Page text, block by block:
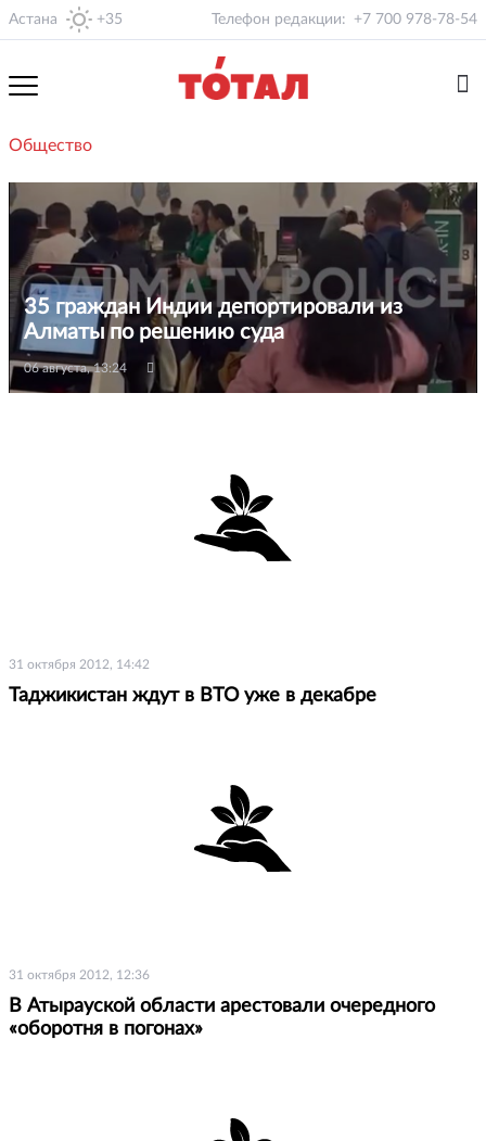
Астана +35 Телефон редакции: +7 700 978-78-54
Общество
35 граждан Индии депортировали из
Алматы по решению суда
06 августа, 13:24
31 октября 2012, 14:42
Таджикистан ждут в ВТО уже в декабре
31 октября 2012, 12:36
В Атырауской области арестовали очередного
«оборотня в погонах»